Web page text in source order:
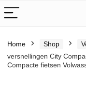
Home Shop
versnellingen City
Compacte fietsen